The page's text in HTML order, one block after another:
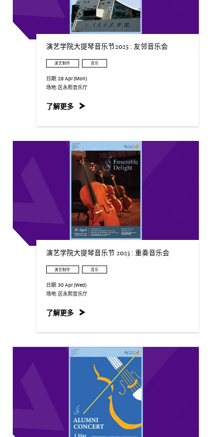
演艺学院大提琴音乐节2025 : 友邻音乐会
演艺制作 音乐
日期:28 Apr (Mon)
场地: 区永熙音乐厅
了解更多
演艺学院大提琴音乐节 2025 : 重奏音乐会
演艺制作 音乐
日期:30 Apr (Wed)
场地: 区永熙音乐厅
了解更多